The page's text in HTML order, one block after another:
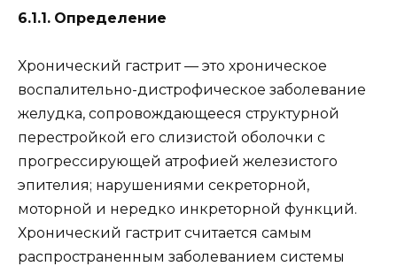
6.1.1. Определение
Хронический гастрит — это хроническое
воспалительно-дистрофическое заболевание
желудка, сопровождающееся структурной
перестройкой его слизистой оболочки с
прогрессирующей атрофией железистого
эпителия; нарушениями секреторной,
моторной и нередко инкреторной функций.
Хронический гастрит считается самым
распространенным заболеванием системы